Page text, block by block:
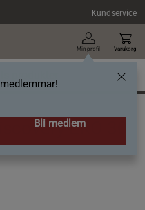
Kundservice
Min profil
Bli medlem
Varukorg
EKO 30